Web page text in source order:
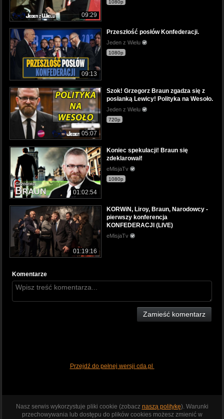
09:29
1080p
09:13
Przeszłość posłów Konfederacji.
Jeden z Wielu
1080p
05:07
Szok! Grzegorz Braun zgadza się z
posłanką Lewicy! Polityka na Wesoło.
Jeden z Wielu
720p
01:02:54
Koniec spekulacji! Braun się
zdeklarował!
eMisjaTv
1080p
01:19:16
KORWiN, Liroy, Braun, Narodowcy -
pierwszy konferencja
KONFEDERACJI (LIVE)
eMisjaTv
Komentarze
Zamieść komentarz
Przejdź do pełnej wersji cda.pl
Nasz serwis wykorzystuje pliki cookie (zobacz naszą politykę). Warunki
przechowywania lub dostępu do plików cookies możesz zmienić w